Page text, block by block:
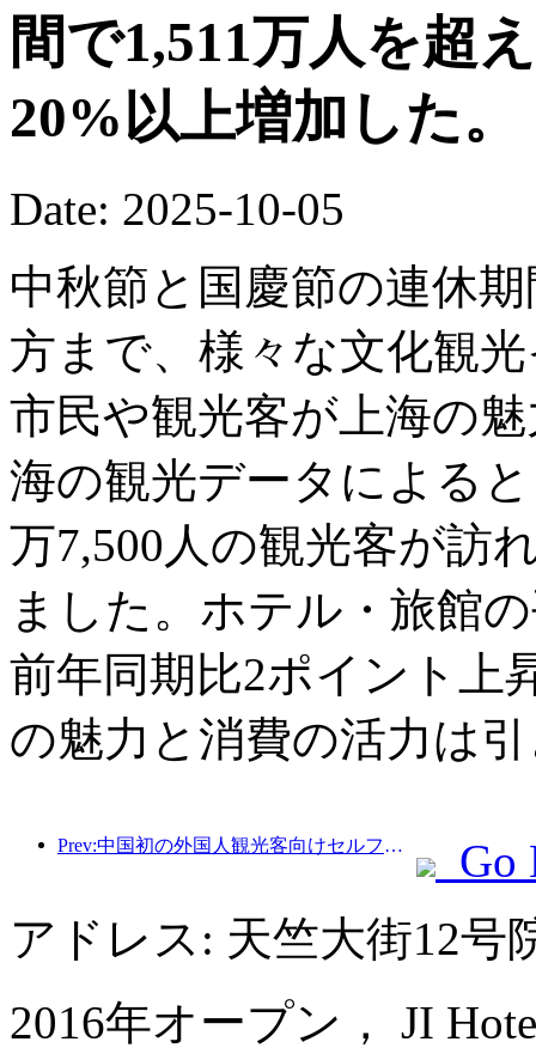
間で1,511万人を超
20%以上増加した。
Date: 2025-10-05
中秋節と国慶節の連休
方まで、様々な文化観
市民や観光客が上海の
海の観光データによる
万7,500人の観光客が訪
ました。ホテル・旅館
前年同期比2ポイント上
の魅力と消費の活力は
Prev:中国初の外国人観光客向けセルフサービス文化観光消費システムが上海で開始
Go
アドレス: 天竺大街12号
2016年オープン， JI